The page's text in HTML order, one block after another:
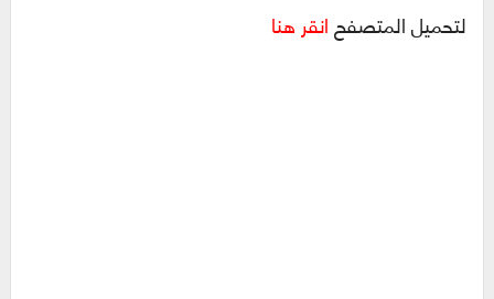
لتحميل المتصفحانقر هنا